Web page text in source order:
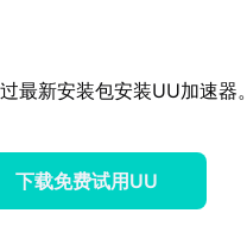
最新安装包安装UU加速器。
下载免费试用UU